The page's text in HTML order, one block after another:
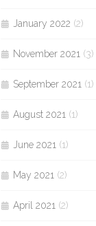
January 2022 (2)
November 2021 (3)
September 2021 (1)
August 2021 (1)
June 2021 (1)
May 2021 (2)
April 2021 (2)